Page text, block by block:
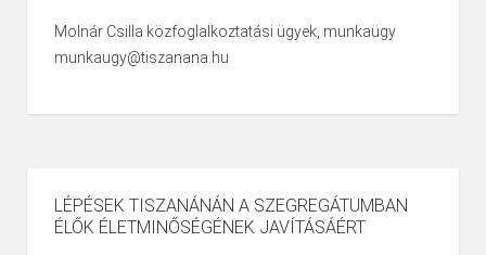
Molnár Csilla közfoglalkoztatási ügyek, munkaügy
munkaugy@tiszanana.hu
LÉPÉSEK TISZANÁNÁN A SZEGREGÁTUMBAN
ÉLŐK ÉLETMINŐSÉGÉNEK JAVÍTÁSÁÉRT